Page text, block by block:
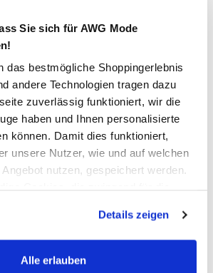
Sie sich für AWG Mode
das bestmögliche Shoppingerlebnis
andere Technologien tragen dazu
zuverlässig funktioniert, wir die
haben und Ihnen personalisierte
können. Damit dies funktioniert,
unsere Nutzer, wie und auf welchen
nutzen, gespeichert werden.
der Nutzung der Webseite auf jeden
von Drittanbietern für Analyse- oder
nur dann aktiviert, wenn Sie das
Details zeigen
Alle erlauben
In den Warenkorb
in 1–3 Werktagen
innerhalb 14 Tage
in Ihre Wunschfiliale
mit abnehmbarer Kapuze